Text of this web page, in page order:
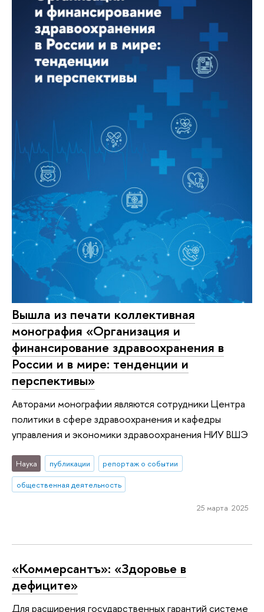
Вышла из печати коллективная
монография «Организация и
финансирование здравоохранения в
России и в мире: тенденции и
перспективы»
Авторами монографии являются сотрудники Центра
политики в сфере здравоохранения и кафедры
управления и экономики здравоохранения НИУ ВШЭ
Наука публикации
репортаж о событии
общественная деятельность
25 марта 2025
«Коммерсантъ»: «Здоровье в
дефиците»
Для расширения государственных гарантий системе